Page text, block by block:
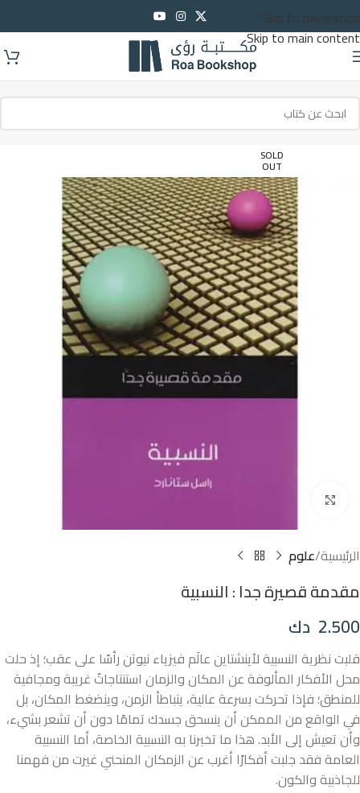
Skip to navigation
Skip to main content
SOLD
OUT
الرئيسية علوم
مقدمة قصيرة جدا : النسبية
2.500 دك
قلبت نظرية النسبية لأينشتاين عالَم فيزياء نيوتن رأسًا على عقب؛ إذ حلت
محل الأفكار المألوفة عن المكان والزمان استنتاجاتٌ غريبة ومجافية
للمنطق؛ فإذا تحركت بسرعة عالية، يتباطأ الزمن، وينضغط المكان، بل
في الواقع من الممكن أن ينسحق جسدك تمامًا دون أن تشعر بشيء،
وأن تعيش إلى الأبد. هذا ما تخبرنا به النسبية الخاصة، أما النسبية
العامة فقد جلبت أفكارًا أغرب عن الزمكان المنحني غيرت من فهمنا
للجاذبية والكون.